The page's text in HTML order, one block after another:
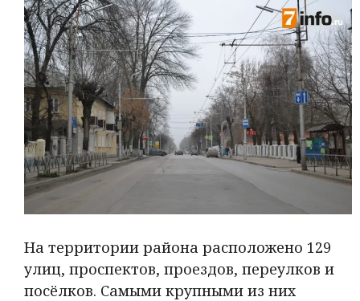
На территории района расположено 129
улиц, проспектов, проездов, переулков и
посёлков. Самыми крупными из них